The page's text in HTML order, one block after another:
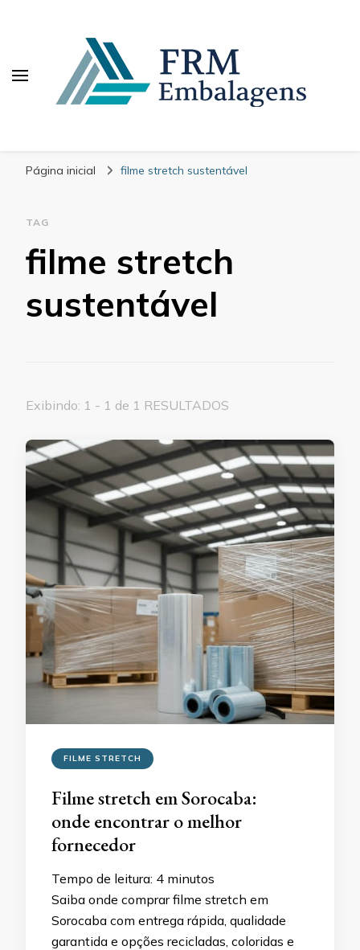
Página inicial filme stretch sustentável
TAG
filme stretch
sustentável
Exibindo: 1 - 1 de 1 RESULTADOS
FILME STRETCH
Filme stretch em Sorocaba:
onde encontrar o melhor
fornecedor
Tempo de leitura: 4 minutos
Saiba onde comprar filme stretch em
Sorocaba com entrega rápida, qualidade
garantida e opções recicladas, coloridas e